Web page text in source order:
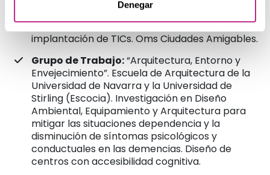
Denegar
intervención en actividad física, estimulación
cognitiva, nutrición, relaciones sociales o la
implantación de TICs. Oms Ciudades Amigables.
Grupo de Trabajo:“Arquitectura, Entorno y
Envejecimiento”. Escuela de Arquitectura de la
Universidad de Navarra y la Universidad de
Stirling (Escocia). Investigación en Diseño
Ambiental, Equipamiento y Arquitectura para
mitigar las situaciones dependencia y la
disminución de síntomas psicológicos y
conductuales en las demencias. Diseño de
centros con accesibilidad cognitiva.